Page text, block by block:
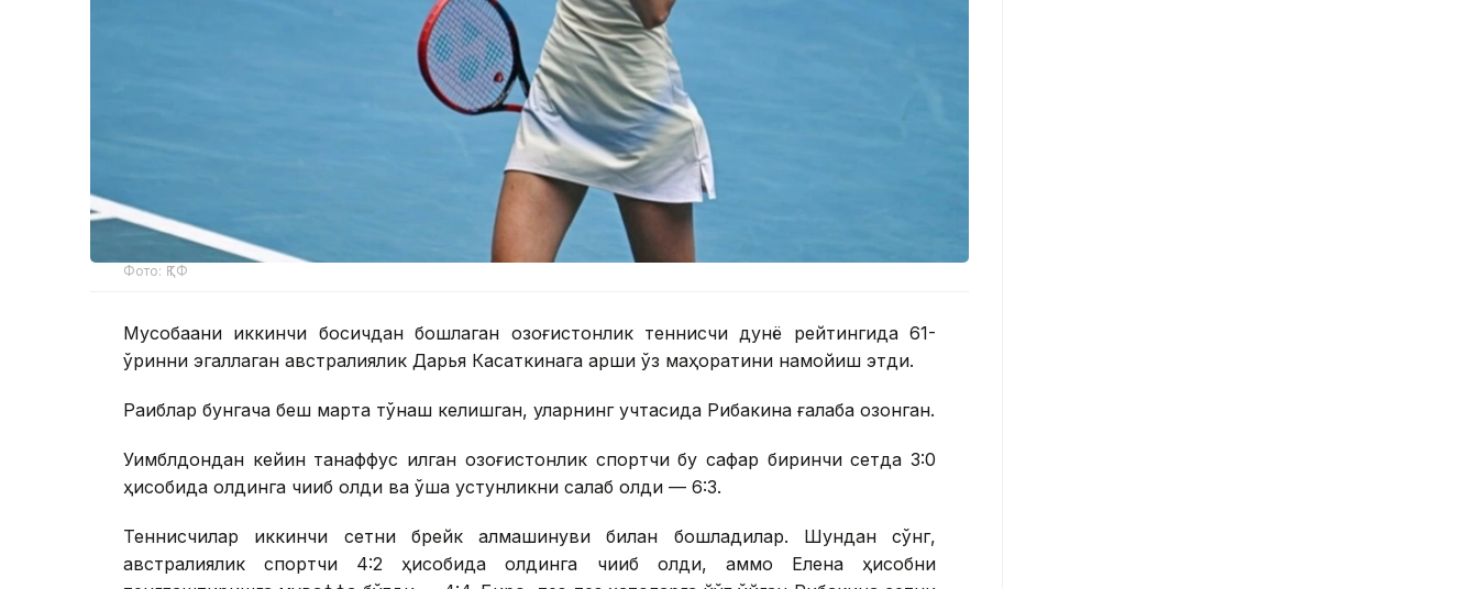
Фото: ҚТФ
Мусобақани иккинчи босқичдан бошлаган қозоғистонлик теннисчи дунё рейтингида 61-
ўринни эгаллаган австралиялик Дарья Касаткинага қарши ўз маҳоратини намойиш этди.
Рақиблар бунгача беш марта тўқнаш келишган, уларнинг учтасида Рибакина ғалаба қозонган.
Уимблдондан кейин танаффус қилган қозоғистонлик спортчи бу сафар биринчи сетда 3:0
ҳисобида олдинга чиқиб олди ва ўша устунликни сақлаб қолди — 6:3.
Теннисчилар иккинчи сетни брейк алмашинуви билан бошладилар. Шундан сўнг,
австралиялик спортчи 4:2 ҳисобида олдинга чиқиб олди, аммо Елена ҳисобни